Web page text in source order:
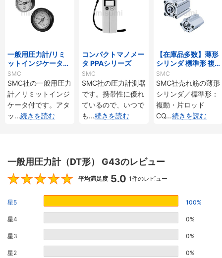
一般用圧力計/リミ
ットインジケータ付
G46・GA46
SMC
SMC社の一般用圧力
計／リミットインジ
ケータ付です。アタ
ッ...続きを読む
コンパクトマノメー
タ PPAシリーズ
SMC
SMC社の圧力計測器
です。携帯性に優れ
ているので、いつで
も...続きを読む
【在庫品多数】薄形
シリンダ 標準形 複
動・片ロッド CQ2
シリーズ
SMC
SMC社売れ筋の薄形
シリンダ／標準形：
複動・片ロッド
CQ...続きを読む
一般用圧力計（DT形） G43のレビュー
5
平均満足度 5.0 1件のレビュー
星5 100%
星4 0%
星3 0%
星2 0%